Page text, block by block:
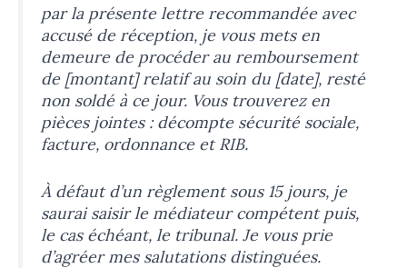
par la présente lettre recommandée avec
accusé de réception, je vous mets en
demeure de procéder au remboursement
de [montant] relatif au soin du [date], resté
non soldé à ce jour. Vous trouverez en
pièces jointes : décompte sécurité sociale,
facture, ordonnance et RIB.
À défaut d’un règlement sous 15 jours, je
saurai saisir le médiateur compétent puis,
le cas échéant, le tribunal. Je vous prie
d’agréer mes salutations distinguées.